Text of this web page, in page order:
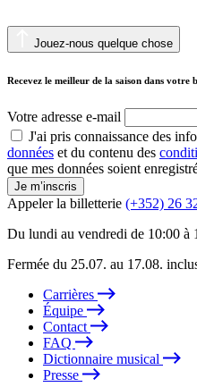
Jouez-nous quelque chose
Recevez le meilleur de la saison dans votre
Votre adresse e-mail
J'ai pris connaissance des
données et du contenu des
que mes données soient
Je m’inscris
Appeler la billetterie (+352) 26
Du lundi au vendredi de 10:00 à
Fermée du 25.07. au 17.08.
Carrières
Équipe
Contact
FAQ
Dictionnaire musical
Presse